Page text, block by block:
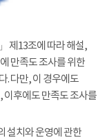
제13조에 따라 해설,
만족도 조사를 위한
. 다만, 이 경우에도
이후에도 만족도 조사를
설치와 운영에 관한